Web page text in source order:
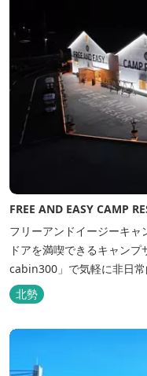
FREE AND EASY CAMP
フリーアンドイージーキャ
ドアを満喫できるキャン
cabin300」で気軽に非日
サイト、日帰り手ぶらBBQ
ナ施設などを完備、キャン
アイグニス」の入浴利用
北勢